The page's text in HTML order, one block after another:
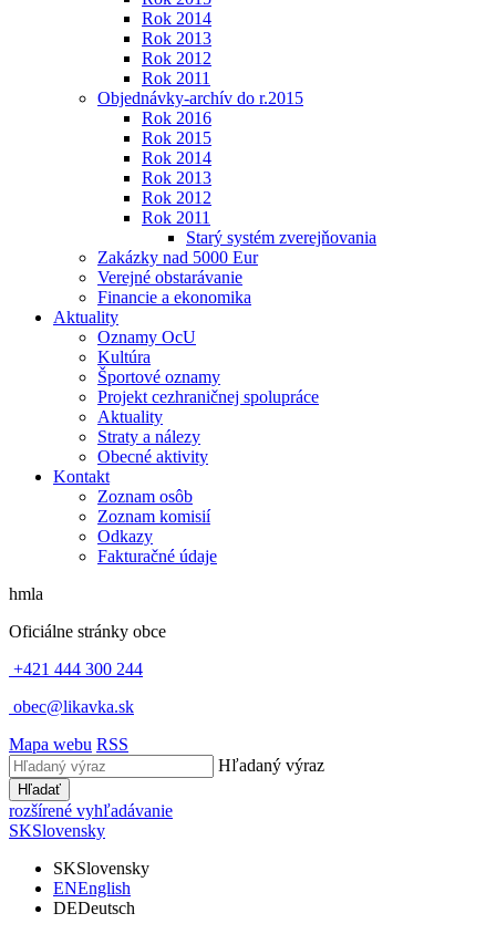
Rok 2014
Rok 2013
Rok 2012
Rok 2011
Objednávky-archív do r.2015
Rok 2016
Rok 2015
Rok 2014
Rok 2013
Rok 2012
Rok 2011
Starý systém zverejňovania
Zakázky nad 5000 Eur
Verejné obstarávanie
Financie a ekonomika
Aktuality
Oznamy OcU
Kultúra
Športové oznamy
Projekt cezhraničnej spolupráce
Aktuality
Straty a nálezy
Obecné aktivity
Kontakt
Zoznam osôb
Zoznam komisií
Odkazy
Fakturačné údaje
hmla
Oficiálne stránky obce
+421 444 300 244
obec@likavka.sk
Mapa webu RSS
Hľadaný výraz
Hľadať
rozšírené vyhľadávanie
SKSlovensky
SKSlovensky
ENEnglish
DEDeutsch